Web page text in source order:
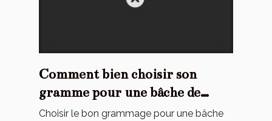
Comment bien choisir son
gramme pour une bâche de
protection ?
Choisir le bon grammage pour une bâche